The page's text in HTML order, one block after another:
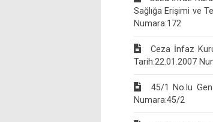
Sağlığa Erişimi ve
Numara:172
Ceza İnfaz
Tarih:22.01.2007
45/1 No.lu
Numara:45/2